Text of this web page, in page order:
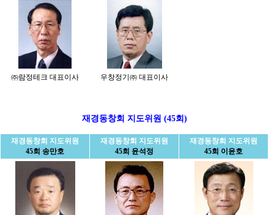
㈜람정테크 대표이사 우창정기㈜ 대표이사
재경동창회 지도위원 (45회)
재경동창회 지도위원
45회 송만호
재경동창회 지도위원
45회 윤석정
재경동창회 지도위원
45회 이윤호